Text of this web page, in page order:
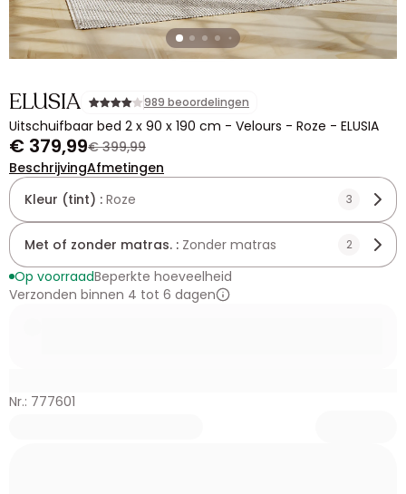
ELUSIA 989 beoordelingen
Uitschuifbaar bed 2 x 90 x 190 cm - Velours - Roze - ELUSIA
€ 379,99€ 399,99
BeschrijvingAfmetingen
Kleur (tint) : Roze 3
Met of zonder matras. : Zonder matras 2
Op voorraadBeperkte hoeveelheid
Verzonden binnen 4 tot 6 dagen
Nr.: 777601